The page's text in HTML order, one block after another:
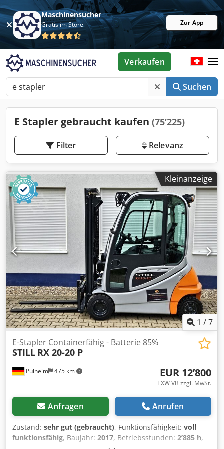
Maschinensucher
Gratis im Store Zur App
Suchen
Verkaufen
E Stapler gebraucht kaufen (75’225)
Filter Relevanz
Kleinanzeige
1 /7
Pulheim 475 km
E-Stapler Containerfähig - Batterie 85%
STILL RX 20-20 P
EUR 12’800
EXW VB zzgl. MwSt.
Anfragen Anrufen
Zustand: sehr gut (gebraucht), Funktionsfähigkeit: voll
funktionsfähig, Baujahr: 2017, Betriebsstunden: 2’885 h,